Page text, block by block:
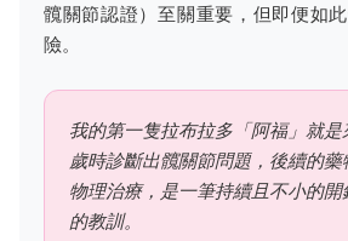
髖關節認證）至關重要，但即便如
險。
我的第一隻拉布拉多「阿福」就
歲時診斷出髖關節問題，後續的
物理治療，是一筆持續且不小的
的教訓。